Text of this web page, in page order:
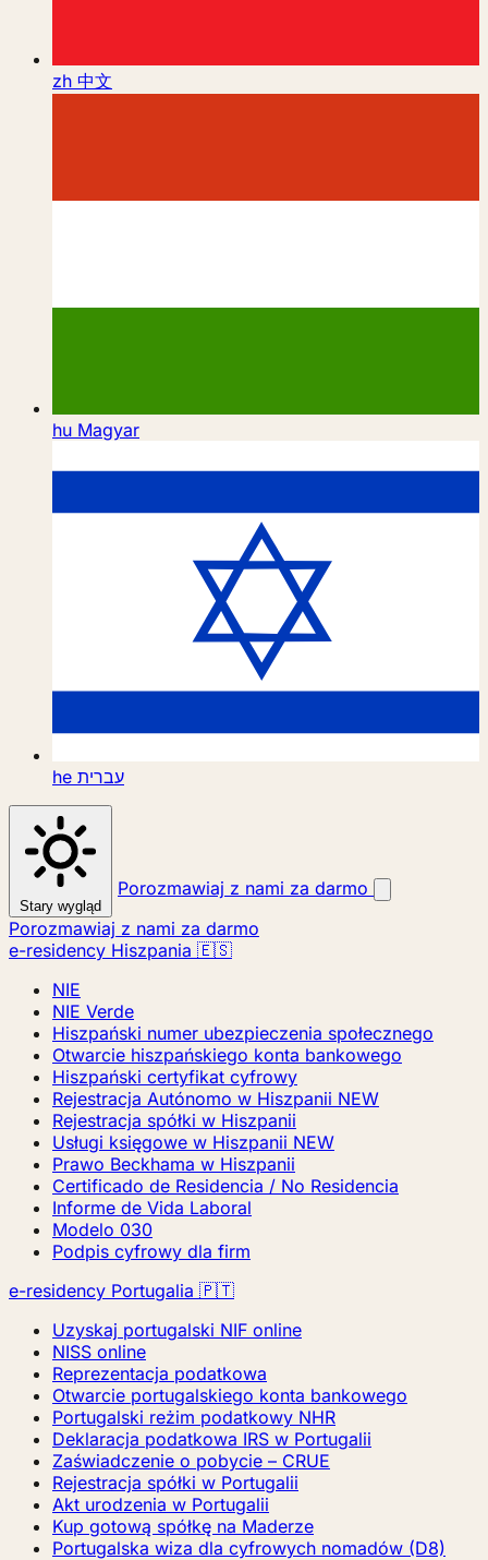
zh 中文
hu Magyar
he עברית
Stary wygląd
Porozmawiaj z nami za darmo
Porozmawiaj z nami za darmo
e-residency Hiszpania 🇪🇸
NIE
NIE Verde
Hiszpański numer ubezpieczenia społecznego
Otwarcie hiszpańskiego konta bankowego
Hiszpański certyfikat cyfrowy
Rejestracja Autónomo w Hiszpanii NEW
Rejestracja spółki w Hiszpanii
Usługi księgowe w Hiszpanii NEW
Prawo Beckhama w Hiszpanii
Certificado de Residencia / No Residencia
Informe de Vida Laboral
Modelo 030
Podpis cyfrowy dla firm
e-residency Portugalia 🇵🇹
Uzyskaj portugalski NIF online
NISS online
Reprezentacja podatkowa
Otwarcie portugalskiego konta bankowego
Portugalski reżim podatkowy NHR
Deklaracja podatkowa IRS w Portugalii
Zaświadczenie o pobycie – CRUE
Rejestracja spółki w Portugalii
Akt urodzenia w Portugalii
Kup gotową spółkę na Maderze
Portugalska wiza dla cyfrowych nomadów (D8)